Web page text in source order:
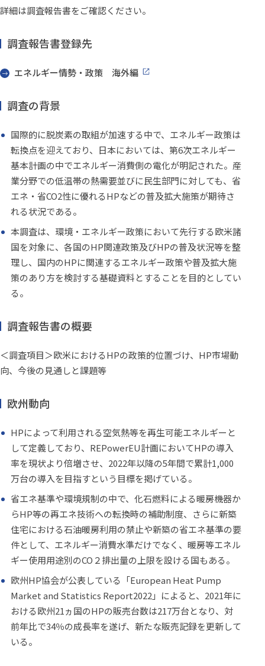
詳細は調査報告書をご確認ください。
調査報告書登録先
エネルギー情勢・政策 海外編
調査の背景
国際的に脱炭素の取組が加速する中で、エネルギー政策は
転換点を迎えており、日本においては、第6次エネルギー
基本計画の中でエネルギー消費側の電化が明記された。産
業分野での低温帯の熱需要並びに民生部門に対しても、省
エネ・省CO2性に優れるHPなどの普及拡大施策が期待さ
れる状況である。
本調査は、環境・エネルギー政策において先行する欧米諸
国を対象に、各国のHP関連政策及びHPの普及状況等を整
理し、国内のHPに関連するエネルギー政策や普及拡大施
策のあり方を検討する基礎資料とすることを目的としてい
る。
調査報告書の概要
＜調査項目＞欧米におけるHPの政策的位置づけ、HP市場動
向、今後の見通しと課題等
欧州動向
HPによって利用される空気熱等を再生可能エネルギーと
して定義しており、REPowerEU計画においてHPの導入
率を現状より倍増させ、2022年以降の5年間で累計1,000
万台の導入を目指すという目標を掲げている。
省エネ基準や環境規制の中で、化石燃料による暖房機器か
らHP等の再エネ技術への転換時の補助制度、さらに新築
住宅における石油暖房利用の禁止や新築の省エネ基準の要
件として、エネルギー消費水準だけでなく、暖房等エネル
ギー使用用途別のCO２排出量の上限を設ける国もある。
欧州HP協会が公表している「European Heat Pump
Market and Statistics Report2022」によると、2021年に
おける欧州21ヵ国のHPの販売台数は217万台となり、対
前年比で34％の成長率を遂げ、新たな販売記録を更新して
いる。